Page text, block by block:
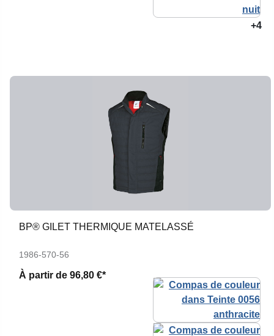
+4
BP® GILET THERMIQUE MATELASSÉ
1986-570-56
À partir de 96,80 €*